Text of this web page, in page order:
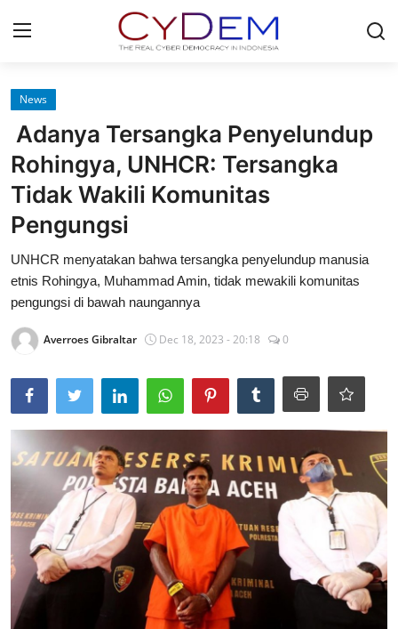
Home
Contact
News
Redaksi
Politik
Olahraga
Nasional
News
Adanya Tersangka Penyelundup
Rohingya, UNHCR: Tersangka
Tidak Wakili Komunitas
Pengungsi
UNHCR menyatakan bahwa tersangka penyelundup manusia
etnis Rohingya, Muhammad Amin, tidak mewakili komunitas
pengungsi di bawah naungannya
Averroes Gibraltar Dec 18, 2023 - 20:18 0